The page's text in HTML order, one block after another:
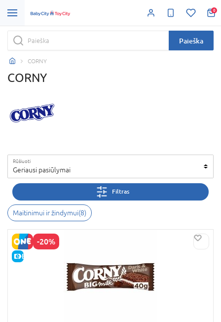
0
Paieška
CORNY
CORNY
Rūšiuoti
Geriausi pasiūlymai
Filtras
Maitinimui ir žindymui(8)
-20%
E-KAINA